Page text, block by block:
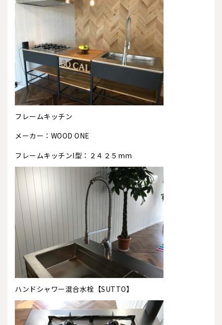
フレームキッチン
メーカー：WOOD ONE
フレームキッチンI型：２４２５mm
ハンドシャワー混合水栓【SUTTO】